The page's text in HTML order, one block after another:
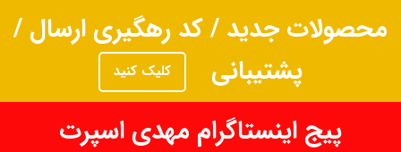
محصولات جدید / کد رهگیری ارسال /
پشتیبانی
کلیک کنید
پیج اینستاگرام مهدی اسپرت